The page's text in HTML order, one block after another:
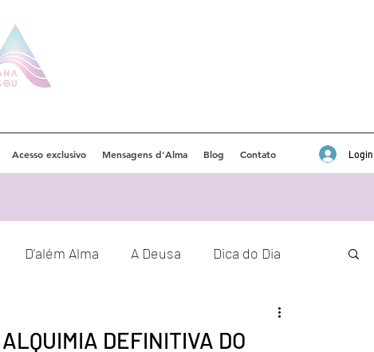
Acesso exclusivo Mensagens d'Alma Blog Contato Login
D'além Alma A Deusa Dica do Dia
DEFINITIVA DO